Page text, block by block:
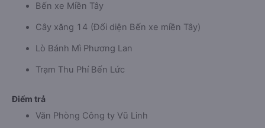
Bến xe Miền Tây
Cây xăng 14 (Đối diện Bến xe miền Tây)
Lò Bánh Mì Phương Lan
Trạm Thu Phí Bến Lức
Điểm trả
Văn Phòng Công ty Vũ Linh